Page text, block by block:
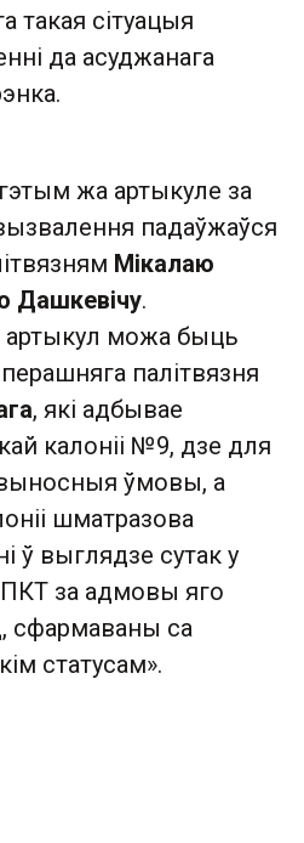
такая сітуацыя
да асуджанага
жа артыкуле за
падаўжаўся
Мікалаю
Дашкевічу.
артыкул можа быць
палітвязня
, які адбывае
калоніі №9, дзе для
ўмовы, а
шматразова
ў выглядзе сутак у
ПКТ за адмовы яго
сфармаваны са
статусам».